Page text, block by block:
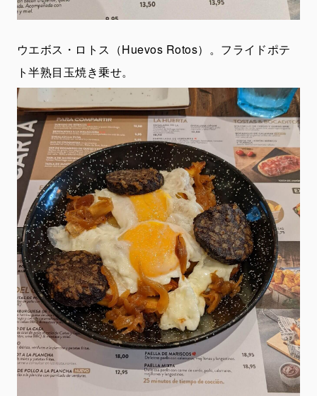
ウエボス・ロトス（Huevos Rotos）。フライドポテ
ト半熟目玉焼き乗せ。